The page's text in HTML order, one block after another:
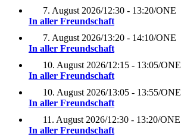
7. August 2026/12:30 - 13:20/ONE
In aller Freundschaft
7. August 2026/13:20 - 14:10/ONE
In aller Freundschaft
10. August 2026/12:15 - 13:05/ONE
In aller Freundschaft
10. August 2026/13:05 - 13:55/ONE
In aller Freundschaft
11. August 2026/12:30 - 13:20/ONE
In aller Freundschaft